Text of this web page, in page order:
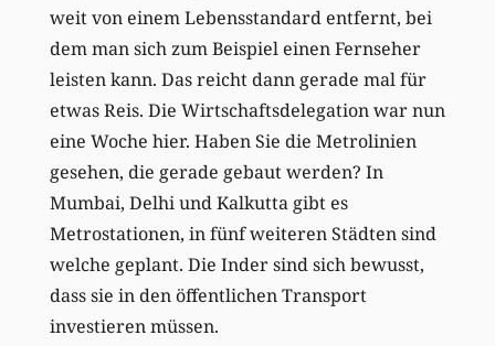
weit von einem Lebensstandard entfernt, bei
dem man sich zum Beispiel einen Fernseher
leisten kann. Das reicht dann gerade mal für
etwas Reis. Die Wirtschaftsdelegation war nun
eine Woche hier. Haben Sie die Metrolinien
gesehen, die gerade gebaut werden? In
Mumbai, Delhi und Kalkutta gibt es
Metrostationen, in fünf weiteren Städten sind
welche geplant. Die Inder sind sich bewusst,
dass sie in den öffentlichen Transport
investieren müssen.